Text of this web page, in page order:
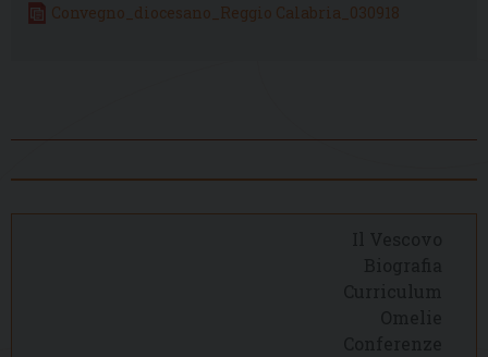
Convegno_diocesano_Reggio Calabria_030918